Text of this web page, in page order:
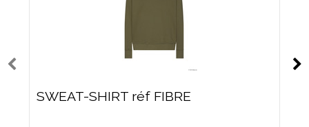
SWEAT-SHIRT réf FIBRE